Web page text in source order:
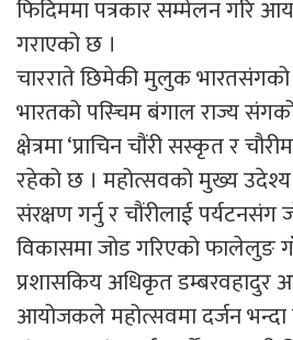
फिदिममा पत्रकार सम्मेलन गरि
गराएको छ ।
चारराते छिमेकी मुलुक भारतसंगको
भारतको पस्चिम बंगाल राज्य
क्षेत्रमा ‘प्राचिन चौंरी सस्कृत र
रहेको छ । महोत्सवको मुख्य
संरक्षण गर्नु र चौंरीलाई पर्यटनसंग
विकासमा जोड गरिएको फालेलुङ
प्रशासकिय अधिकृत डम्बरवहादुर
आयोजकले महोत्सवमा दर्जन भन्दा